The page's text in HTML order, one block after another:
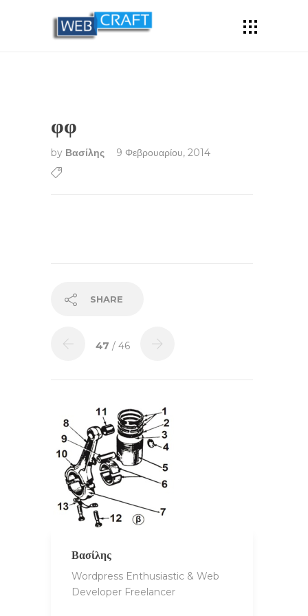
φφ
by Βασίλης 9 Φεβρουαρίου, 2014
SHARE
47 / 46
Βασίλης
Wordpress Enthusiastic & Web
Developer Freelancer